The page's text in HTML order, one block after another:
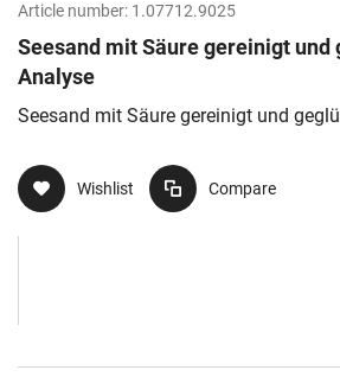
Article number: 1.07712.9025
Seesand mit Säure gereinigt und
Analyse
Seesand mit Säure gereinigt und
Wishlist Compare